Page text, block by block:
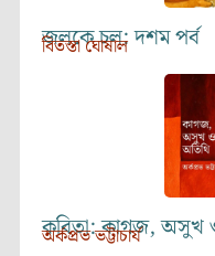
জলকে চল: দশম পর্ব
বিতস্তা ঘোষাল
কবিতা: কাগজ, অসুখ
অর্কপ্রভ ভট্টাচার্য